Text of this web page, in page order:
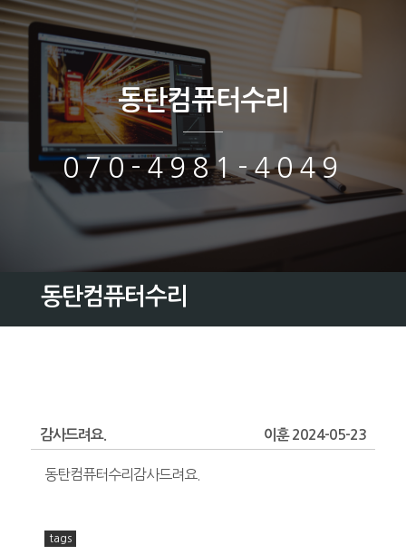
동탄컴퓨터수리
070-4981-4049
동탄컴퓨터수리
감사드려요. 이훈 2024-05-23
동탄컴퓨터수리감사드려요.
tags